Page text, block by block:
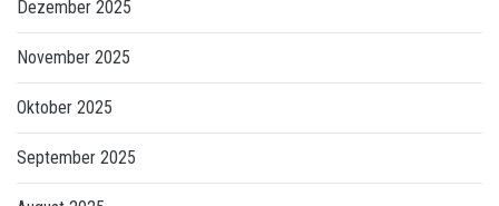
Dezember 2025
November 2025
Oktober 2025
September 2025